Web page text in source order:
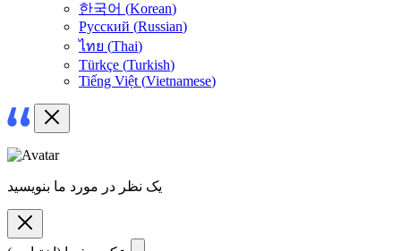
한국어 (Korean)
Русский (Russian)
ไทย (Thai)
Türkçe (Turkish)
Tiếng Việt (Vietnamese)
یک نظر در مورد ما بنویسید